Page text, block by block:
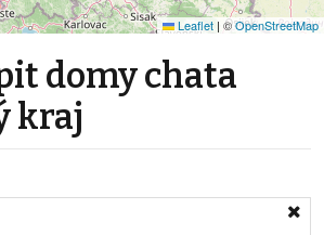
Leaflet | ©OpenStreetMap
domy chata
kraj